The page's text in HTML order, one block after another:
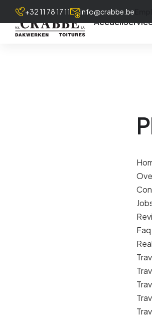
+32 11 78 17 11 info@crabbe.be
Accueil
Faq